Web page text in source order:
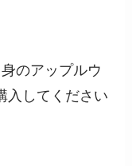
のアップルウ
入してください